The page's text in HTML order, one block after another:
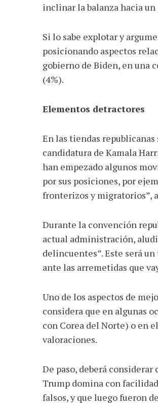
inclinar la balanza hacia
Si lo sabe explotar y
posicionando aspectos
gobierno de Biden, en una
(4%).
Elementos detractores
En las tiendas
candidatura de Kamala
han empezado algunos
por sus posiciones, por
fronterizos y migratorios”,
Durante la convención
actual administración,
delincuentes”. Este será
ante las arremetidas que
Uno de los aspectos de
considera que en algunas
con Corea del Norte) o en
valoraciones.
De paso, deberá
Trump domina con
falsos, y que luego fueron